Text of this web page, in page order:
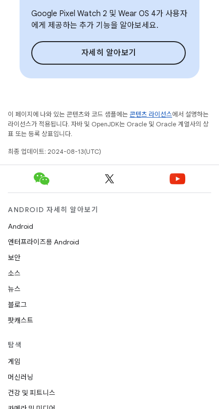
Google Pixel Watch 2 및 Wear OS 4가 사용자
에게 제공하는 추가 기능을 알아보세요.
자세히 알아보기
이 페이지에 나와 있는 콘텐츠와 코드 샘플에는 콘텐츠 라이선스에서 설명하는
라이선스가 적용됩니다. 자바 및 OpenJDK는 Oracle 및 Oracle 계열사의 상
표 또는 등록 상표입니다.
최종 업데이트: 2024-08-13(UTC)
ANDROID 자세히 알아보기
Android
엔터프라이즈용 Android
보안
소스
뉴스
블로그
팟캐스트
탐색
게임
머신러닝
건강 및 피트니스